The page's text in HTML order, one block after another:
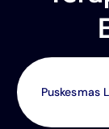
Puskesmas